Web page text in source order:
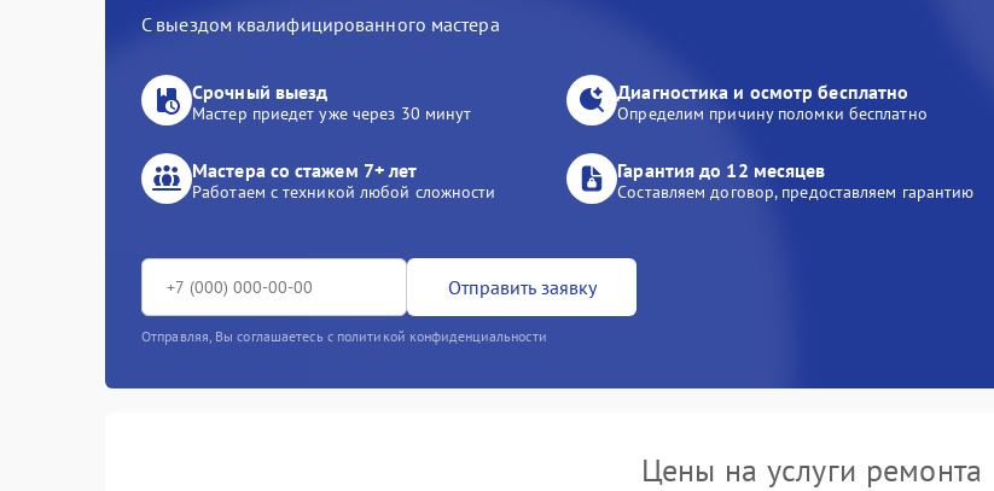
С выездом квалифицированного мастера
Срочный выезд
Мастер приедет уже через 30 минут
Диагностика и осмотр бесплатно
Определим причину поломки бесплатно
Мастера со стажем 7+ лет
Работаем с техникой любой сложности
Гарантия до 12 месяцев
Составляем договор, предоставляем гарантию
Отправить заявку
Отправляя, Вы соглашаетесь с политикой конфиденциальности
Цены на услуги ремонта